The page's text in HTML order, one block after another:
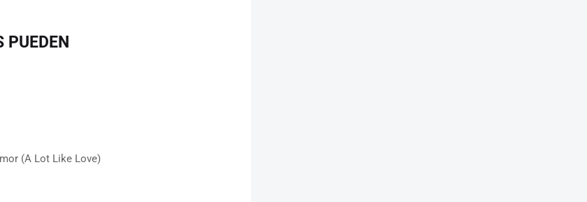
PUEDEN
(A Lot Like Love)